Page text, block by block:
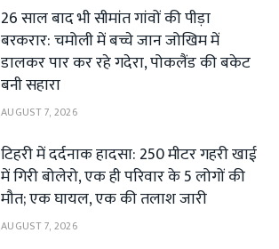
26 साल बाद भी सीमांत गांवों की पीड़ा
बरकरार: चमोली में बच्चे जान जोखिम में
डालकर पार कर रहे गदेरा, पोकलैंड की बकेट
बनी सहारा
AUGUST 7, 2026
टिहरी में दर्दनाक हादसा: 250 मीटर गहरी खाई
में गिरी बोलेरो, एक ही परिवार के 5 लोगों की
मौत; एक घायल, एक की तलाश जारी
AUGUST 7, 2026